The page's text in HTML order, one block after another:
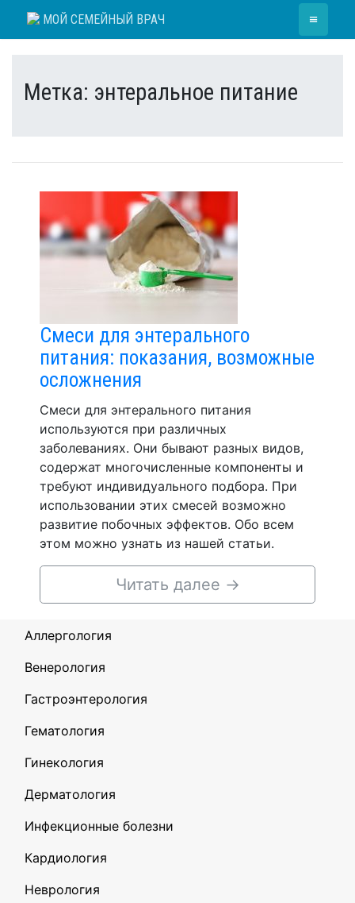
МОЙ СЕМЕЙНЫЙ ВРАЧ ≡
Метка: энтеральное питание
Смеси для энтерального
питания: показания, возможные
осложнения
Смеси для энтерального питания
используются при различных
заболеваниях. Они бывают разных видов,
содержат многочисленные компоненты и
требуют индивидуального подбора. При
использовании этих смесей возможно
развитие побочных эффектов. Обо всем
этом можно узнать из нашей статьи.
Читать далее →
Аллергология
Венерология
Гастроэнтерология
Гематология
Гинекология
Дерматология
Инфекционные болезни
Кардиология
Неврология